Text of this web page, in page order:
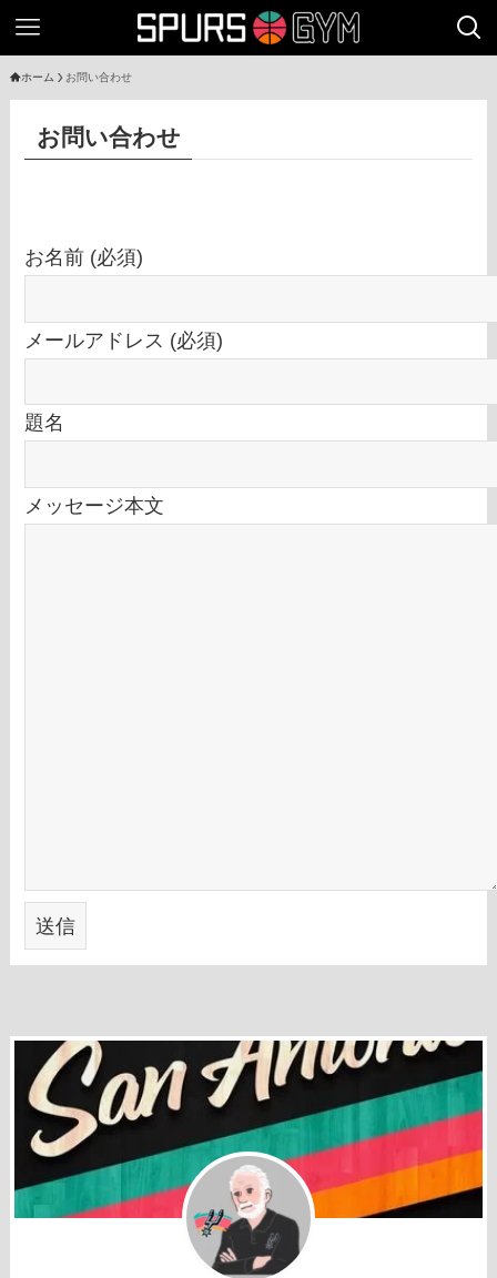
ホーム お問い合わせ
お問い合わせ
お名前 (必須)
メールアドレス (必須)
題名
メッセージ本文